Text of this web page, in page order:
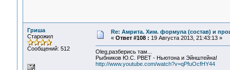
Гриша
Старожил
Сообщений: 512
Re: Амрита. Хим. формула (состав) и
« Ответ #108 : 19 Августа 2013, 21:43:13 »
Oleg,разберись там...
Рыбников Ю.С. РВЕТ - Ньютона и Эйнштейна!
http://www.youtube.com/watch?v=qPfuOcfHY44